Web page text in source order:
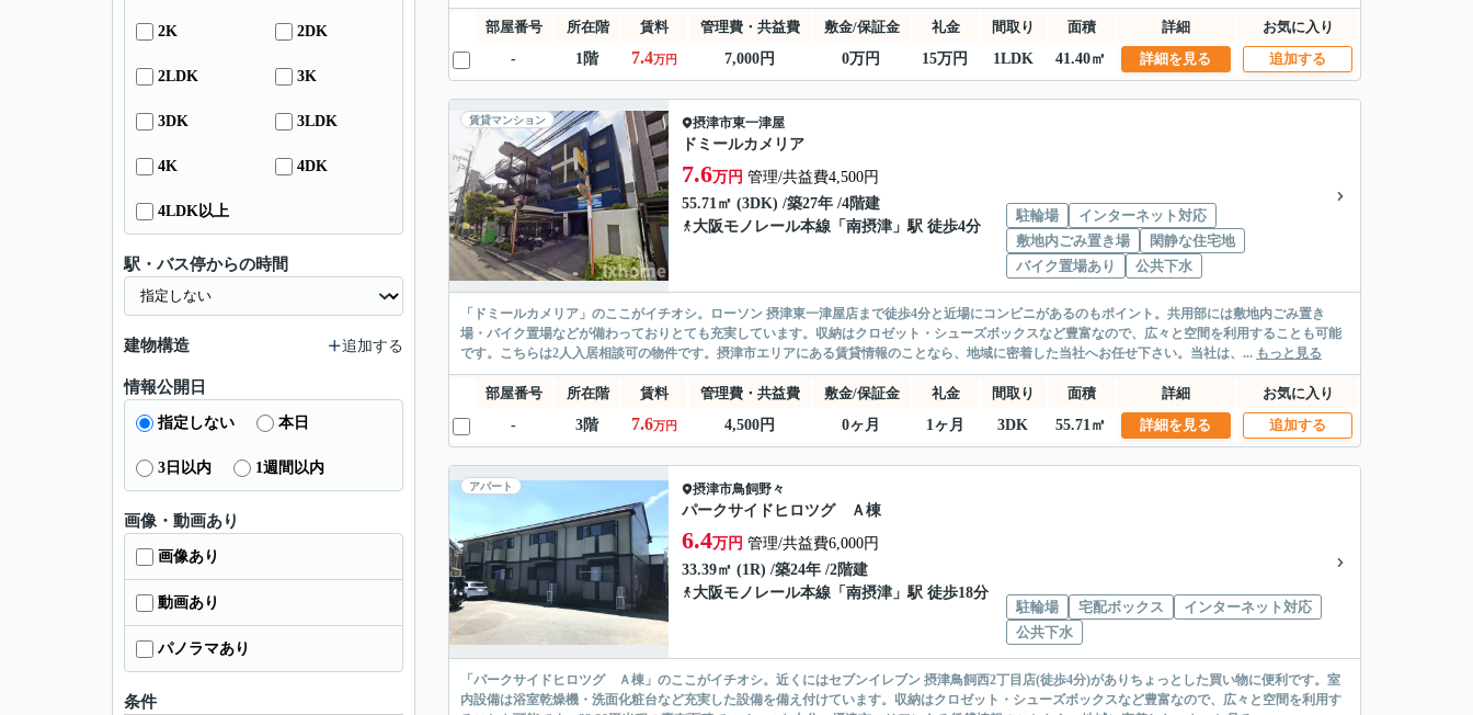
部屋番号 所在階 賃料 管理費・共益費 敷金/保証金 礼金 間取り 面積 詳細
お気に入り
-
1階 7.4万円 7,000円 0万円 15万円 1LDK 41.40㎡ 詳細を見る 追加する
賃貸マンション 摂津市東一津屋
ドミールカメリア
7.6万円 管理/共益費4,500円
55.71㎡ (3DK) /築27年 /4階建
大阪モノレール本線 「 南摂津 」駅 徒歩4分
駐輪場
インターネット対応
敷地内ごみ置き場
閑静な住宅地
バイク置場あり
公共下水
「ドミールカメリア」のここがイチオシ。ローソン 摂津東一津屋店まで徒歩4分と近場にコンビニがあるのもポイント。共用部には敷地内ごみ置き
場・バイク置場などが備わっておりとても充実しています。収納はクロゼット・シューズボックスなど豊富なので、広々と空間を利用することも可能
です。こちらは2人入居相談可の物件です。摂津市エリアにある賃貸情報のことなら、地域に密着した当社へお任せ下さい。当社は、... もっと見る
部屋番号 所在階 賃料 管理費・共益費 敷金/保証金 礼金 間取り 面積 詳細
お気に入り
-
3階 7.6万円 4,500円 0ヶ月 1ヶ月 3DK 55.71㎡ 詳細を見る 追加する
アパート 摂津市鳥飼野々
パークサイドヒロツグ Ａ棟
6.4万円 管理/共益費6,000円
33.39㎡ (1R) /築24年 /2階建
大阪モノレール本線 「 南摂津 」駅 徒歩18分
駐輪場
宅配ボックス
インターネット対応
公共下水
「パークサイドヒロツグ Ａ棟」のここがイチオシ。近くにはセブンイレブン 摂津鳥飼西2丁目店(徒歩4分)がありちょっとした買い物に便利です。室
内設備は浴室乾燥機・洗面化粧台など充実した設備を備え付けています。収納はクロゼット・シューズボックスなど豊富なので、広々と空間を利用す
2K 2DK
2LDK 3K
3DK 3LDK
4K 4DK
4LDK以上
駅・バス停からの時間
建物構造 追加する
情報公開日
指定しない 本日
3日以内 1週間以内
画像・動画あり
画像あり
動画あり
パノラマあり
条件